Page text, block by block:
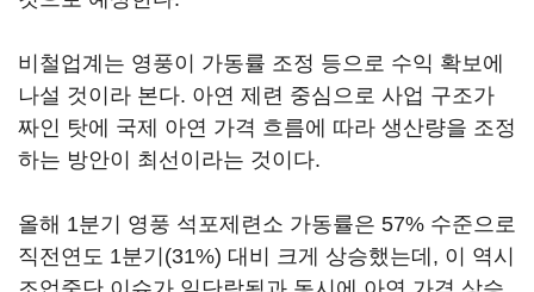
비철업계는 영풍이 가동률 조정 등으로 수익 확보에
나설 것이라 본다. 아연 제련 중심으로 사업 구조가
짜인 탓에 국제 아연 가격 흐름에 따라 생산량을 조정
하는 방안이 최선이라는 것이다.
올해 1분기 영풍 석포제련소 가동률은 57% 수준으로
직전연도 1분기(31%) 대비 크게 상승했는데, 이 역시